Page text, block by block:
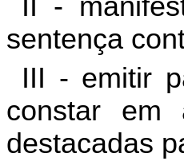
sentença
III - emitir
constar em
destacadas